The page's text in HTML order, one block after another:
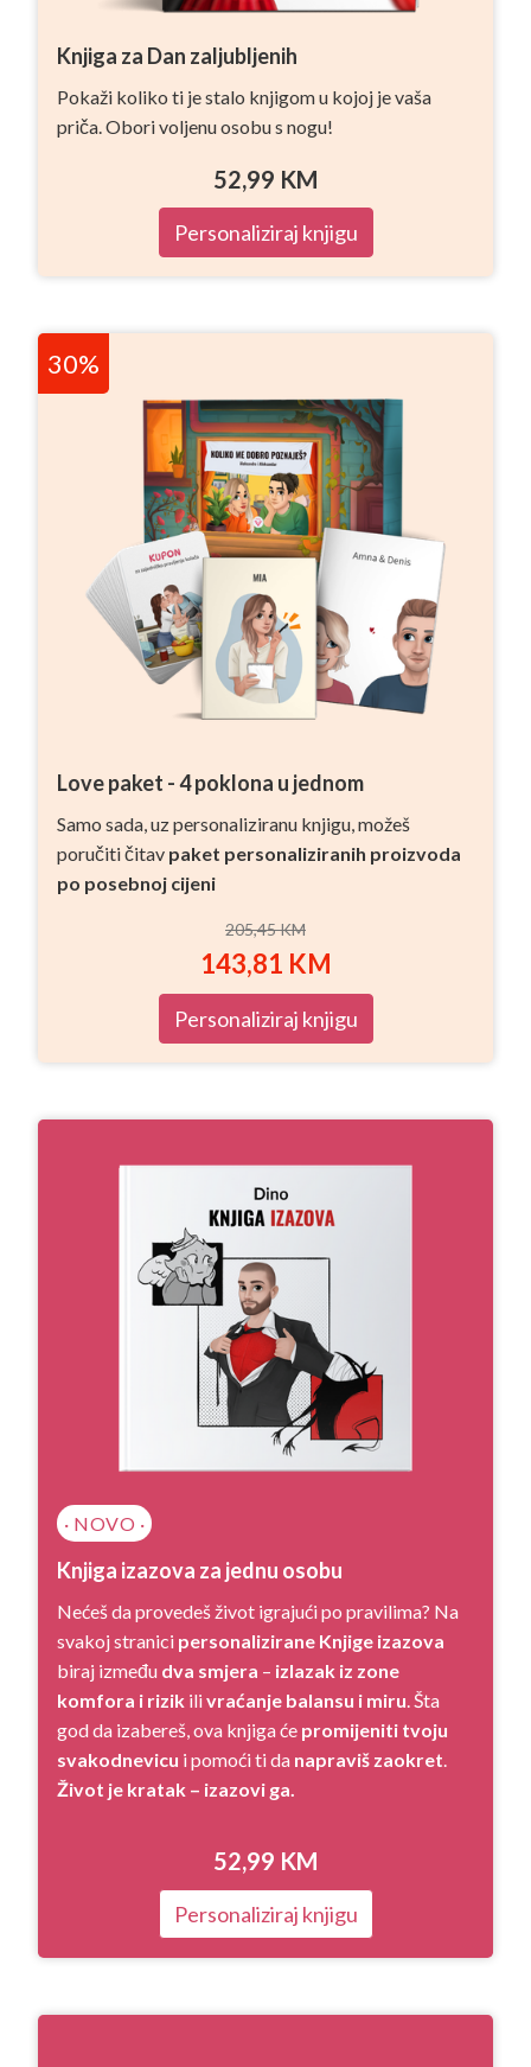
Knjiga za Dan zaljubljenih
Pokaži koliko ti je stalo knjigom u kojoj je vaša
priča. Obori voljenu osobu s nogu!
52,99 KM
Personaliziraj knjigu
30%
Love paket - 4 poklona u jednom
Samo sada, uz personaliziranu knjigu, možeš
poručiti čitav paket personaliziranih proizvoda
po posebnoj cijeni
205,45KM
143,81 KM
Personaliziraj knjigu
· NOVO ·
Knjiga izazova za jednu osobu
Nećeš da provedeš život igrajući po pravilima? Na
svakoj stranici personalizirane Knjige izazova
biraj između dva smjera – izlazak iz zone
komfora i rizik ilivraćanje balansu i miru. Šta
god da izabereš, ova knjiga će promijeniti tvoju
svakodnevicu i pomoći ti da napraviš zaokret.
Život je kratak – izazovi ga.
52,99 KM
Personaliziraj knjigu